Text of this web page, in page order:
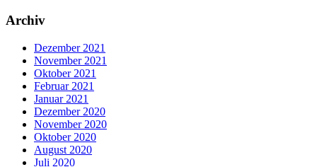
Archiv
Dezember 2021
November 2021
Oktober 2021
Februar 2021
Januar 2021
Dezember 2020
November 2020
Oktober 2020
August 2020
Juli 2020